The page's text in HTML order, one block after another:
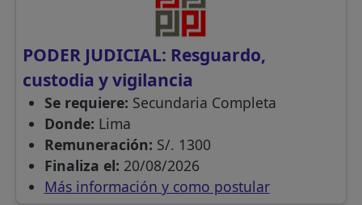
PODER JUDICIAL: Resguardo,
custodia y vigilancia
Se requiere: Secundaria Completa
Donde: Lima
Remuneración: S/. 1300
Finaliza el: 20/08/2026
Más información y como postular